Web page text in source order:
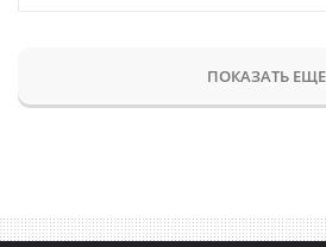
ПОКАЗАТЬ ЕЩЕ